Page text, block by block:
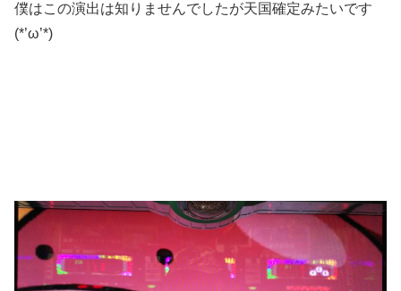
僕はこの演出は知りませんでしたが天国確定みたいです
(*’ω’*)